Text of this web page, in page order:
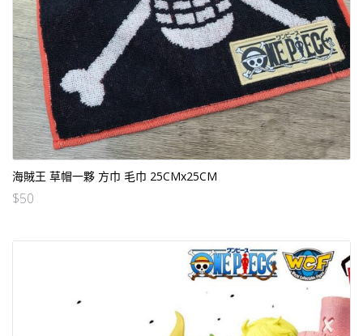
海賊王 草帽一夥 方巾 毛巾 25CMx25CM
$50